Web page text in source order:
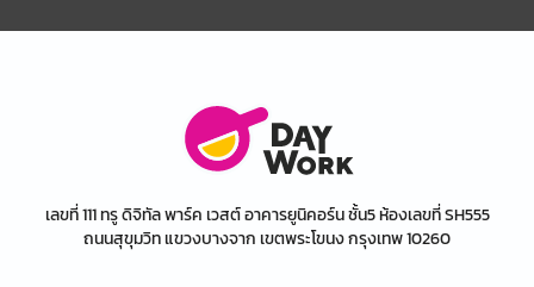
เลขที่ 111 ทรู ดิจิทัล พาร์ค เวสต์ อาคารยูนิคอร์น ชั้น5 ห้องเลขที่ SH555
ถนนสุขุมวิท แขวงบางจาก เขตพระโขนง กรุงเทพ 10260